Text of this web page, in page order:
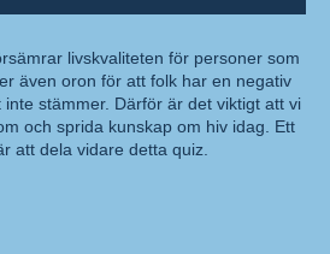
livskvaliteten för personer som
även oron för att folk har en negativ
stämmer. Därför är det viktigt att vi
och sprida kunskap om hiv idag. Ett
att dela vidare detta quiz.